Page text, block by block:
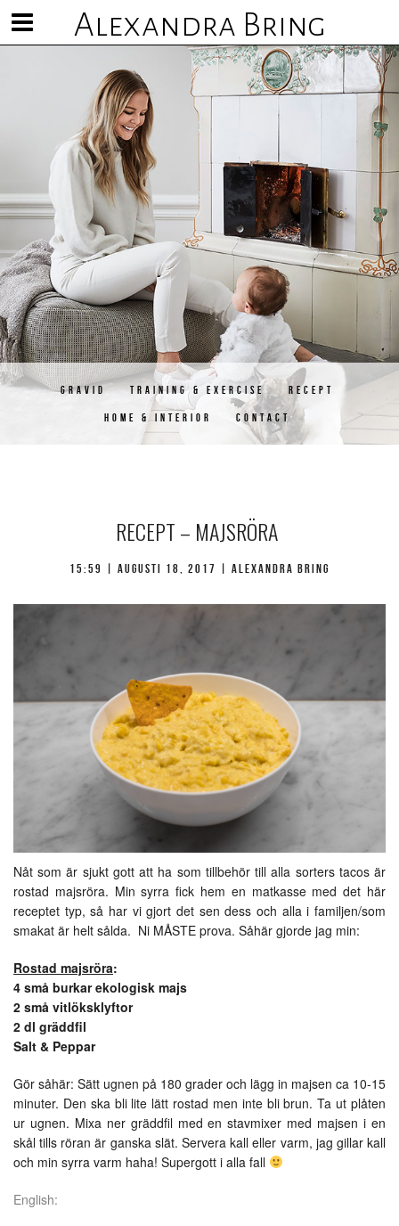
Alexandra Bring
Visa/göm
meny
GRAVID TRAINING & EXERCISE RECEPT
HOME & INTERIOR CONTACT
RECEPT – MAJSRÖRA
15:59 | augusti 18, 2017 | Alexandra Bring
Nåt som är sjukt gott att ha som tillbehör till alla sorters tacos är
rostad majsröra. Min syrra fick hem en matkasse med det här
receptet typ, så har vi gjort det sen dess och alla i familjen/som
smakat är helt sålda. Ni MÅSTE prova. Såhär gjorde jag min:
Rostad majsröra:
4 små burkar ekologisk majs
2 små vitlöksklyftor
2 dl gräddfil
Salt & Peppar
Gör såhär: Sätt ugnen på 180 grader och lägg in majsen ca 10-15
minuter. Den ska bli lite lätt rostad men inte bli brun. Ta ut plåten
ur ugnen. Mixa ner gräddfil med en stavmixer med majsen i en
skål tills röran är ganska slät. Servera kall eller varm, jag gillar kall
och min syrra varm haha! Supergott i alla fall
English: